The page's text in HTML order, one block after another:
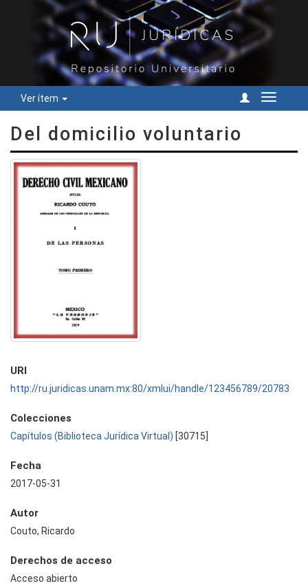
Ver ítem
Cambiar
Del domicilio voluntario
URI
http://ru.juridicas.unam.mx:80/xmlui/handle/123456789/20783
Colecciones
Capítulos (Biblioteca Jurídica Virtual) [30715]
Fecha
2017-05-31
Autor
Couto, Ricardo
Derechos de acceso
Acceso abierto